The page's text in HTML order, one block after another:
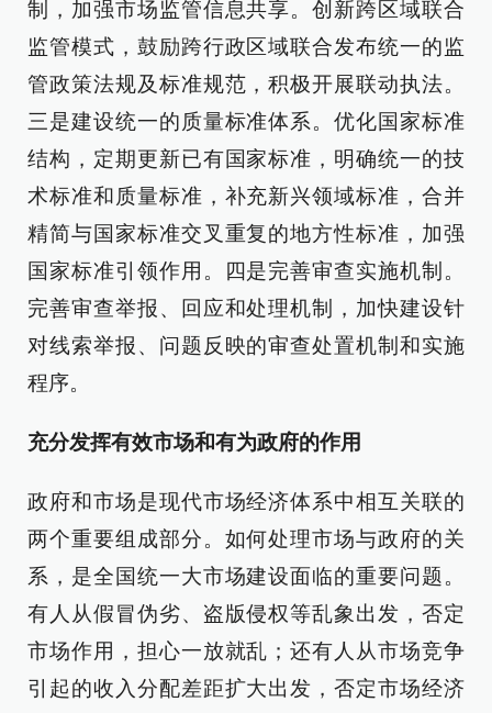
制，加强市场监管信息共享。创新跨区域联合
监管模式，鼓励跨行政区域联合发布统一的监
管政策法规及标准规范，积极开展联动执法。
三是建设统一的质量标准体系。优化国家标准
结构，定期更新已有国家标准，明确统一的技
术标准和质量标准，补充新兴领域标准，合并
精简与国家标准交叉重复的地方性标准，加强
国家标准引领作用。四是完善审查实施机制。
完善审查举报、回应和处理机制，加快建设针
对线索举报、问题反映的审查处置机制和实施
程序。
充分发挥有效市场和有为政府的作用
政府和市场是现代市场经济体系中相互关联的
两个重要组成部分。如何处理市场与政府的关
系，是全国统一大市场建设面临的重要问题。
有人从假冒伪劣、盗版侵权等乱象出发，否定
市场作用，担心一放就乱；还有人从市场竞争
引起的收入分配差距扩大出发，否定市场经济